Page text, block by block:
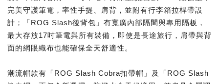
完美守護筆電，率性手提、肩背，並附有行李箱拉桿帶設
計；「ROG Slash後背包」有寬廣內部隔間與專用隔板，
最大存放17吋筆電與所有裝備，即使是長途旅行，肩帶與背
面的網眼織布也能確保全天舒適性。
潮流帽款有「ROG Slash Cobra扣帶帽」及「ROG Slash